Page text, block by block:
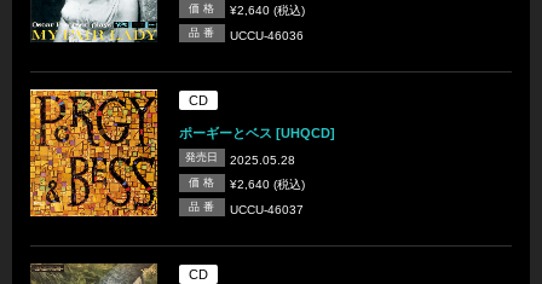
価 格 ¥2,640 (税込)
品 番 UCCU-46036
CD
ポーギーとベス [UHQCD]
発売日 2025.05.28
価 格 ¥2,640 (税込)
品 番 UCCU-46037
CD